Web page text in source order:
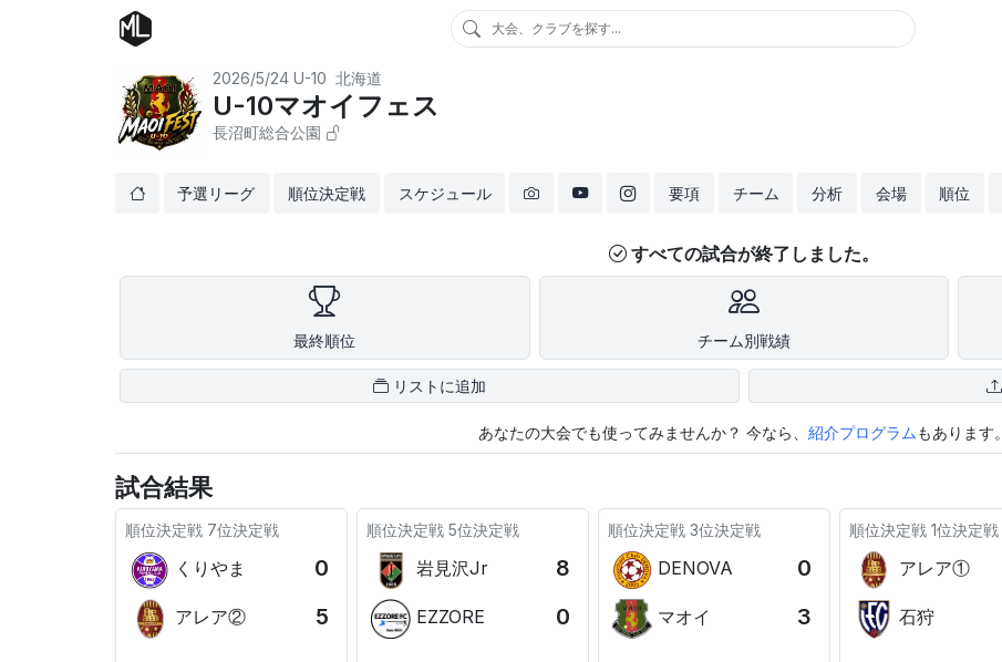
大会、クラブを探す...
2026/5/24 U-10 北海道
U-10マオイフェス
長沼町総合公園
予選リーグ 順位決定戦 スケジュール 要項 チーム 分析 会場 順位
すべての試合が終了しました。
最終順位 チーム別戦績
リストに追加
あなたの大会でも使ってみませんか？ 今なら、 紹介プログラム もあります。
試合結果
順位決定戦 7位決定戦
くりやま 0
アレア② 5
順位決定戦 5位決定戦
岩見沢Jr 8
EZZORE 0
順位決定戦 3位決定戦
DENOVA 0
マオイ 3
順位決定戦 1位決定戦
アレア①
石狩